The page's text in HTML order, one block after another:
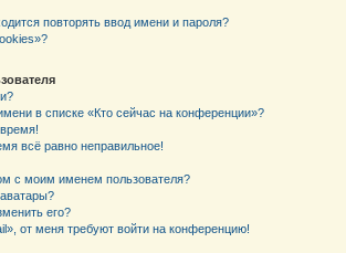
повторять ввод имени и пароля?
в списке «Кто сейчас на конференции»?
всё равно неправильное!
с моим именем пользователя?
его?
от меня требуют войти на конференцию!